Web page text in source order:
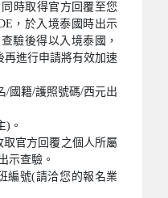
時取得官方回覆至您
，於入境泰國時出示
驗後得以入境泰國，
再進行申請將有效加速
/國籍/護照號碼/西元出
)。
官方回覆之個人所屬
示查驗。
編號(請洽您的報名業